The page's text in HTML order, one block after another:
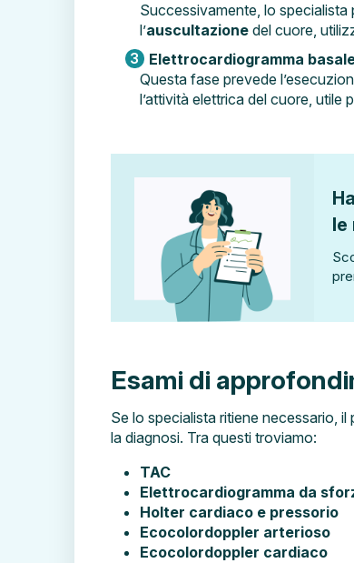
Successivamente, lo specialista
l’auscultazione del cuore,
Elettrocardiogramma
Questa fase prevede
l’attività elettrica del cuore, utile
le
Esami di
Se lo specialista ritiene necessario,
la diagnosi. Tra questi troviamo:
TAC
Elettrocardiogramma da
Holter cardiaco e pressorio
Ecocolordoppler arterioso
Ecocolordoppler cardiaco